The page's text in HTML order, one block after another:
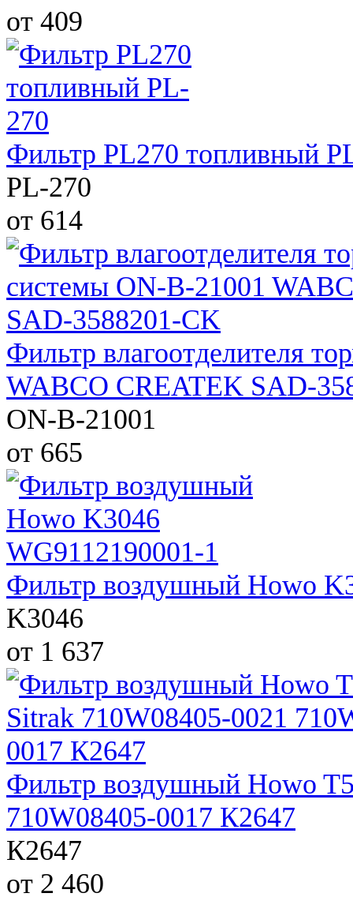
от 409
Фильтр PL270 топливный
PL-270
от 614
Фильтр влагоотделителя
WABCO CREATEK SAD-
ON-B-21001
от 665
Фильтр воздушный Howo
K3046
от 1 637
Фильтр воздушный Howo
710W08405-0017 К2647
К2647
от 2 460